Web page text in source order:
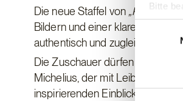
Bitte
Sie
Die neue Staffel von „Raus aufs
Bildern und einer klaren
authentisch und zugleich
Die Zuschauer dürfen sich auf
Michelius, der mit Leib und
inspirierenden Einblick in den